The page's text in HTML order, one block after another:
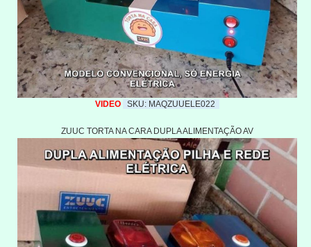
VIDEO SKU: MAQZUUELE022
ZUUC TORTA NA CARA DUPLA ALIMENTAÇÃO AV